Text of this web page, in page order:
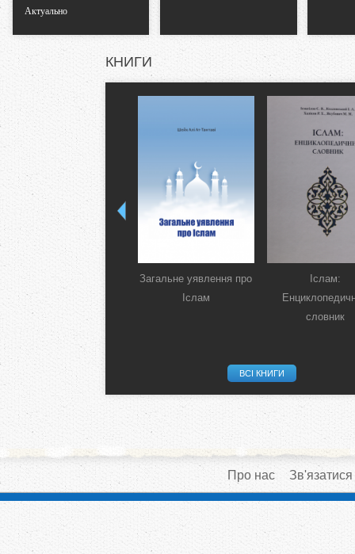
Актуально
КНИГИ
Загальне уявлення про
Іслам
Іслам:
словник
ВСІ КНИГИ
Про нас